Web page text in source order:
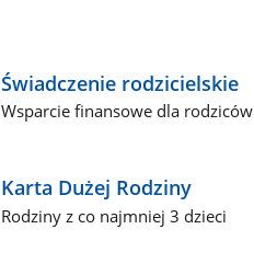
Świadczenie rodzicielskie
Wsparcie finansowe dla rodziców
Karta Dużej Rodziny
Rodziny z co najmniej 3 dzieci